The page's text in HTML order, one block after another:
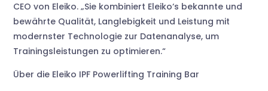
CEO von Eleiko. „Sie kombiniert Eleiko‘s bekannte und
bewährte Qualität, Langlebigkeit und Leistung mit
modernster Technologie zur Datenanalyse, um
Trainingsleistungen zu optimieren.“
Über die Eleiko IPF Powerlifting Training Bar